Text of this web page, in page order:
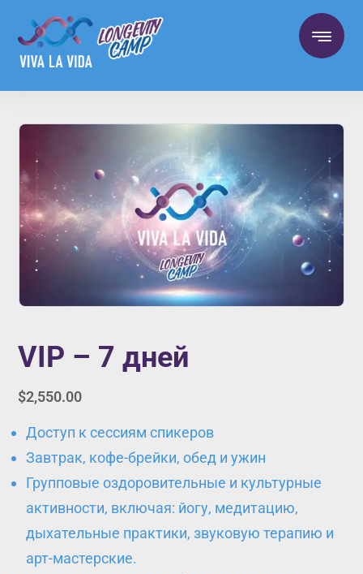
VIP – 7 дней
$2,550.00
Доступ к сессиям спикеров
Завтрак, кофе-брейки, обед и ужин
Групповые оздоровительные и культурные
активности, включая: йогу, медитацию,
дыхательные практики, звуковую терапию и
арт-мастерские.